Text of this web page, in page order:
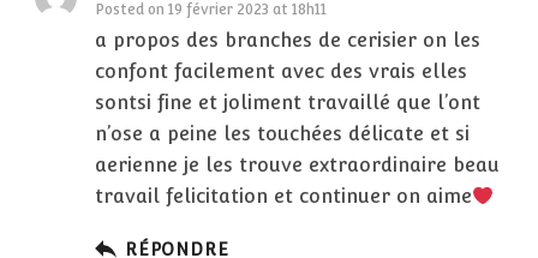
Posted on 19 février 2023 at 18h11
a propos des branches de cerisier on les
confont facilement avec des vrais elles
sontsi fine et joliment travaillé que l’ont
n’ose a peine les touchées délicate et si
aerienne je les trouve extraordinaire beau
travail felicitation et continuer on aime
RÉPONDRE